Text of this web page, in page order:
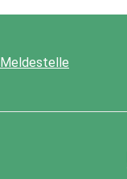
Meldestelle